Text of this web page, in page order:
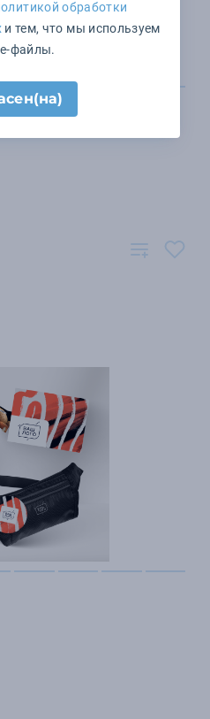
обработки
и тем, что мы используем
файлы.